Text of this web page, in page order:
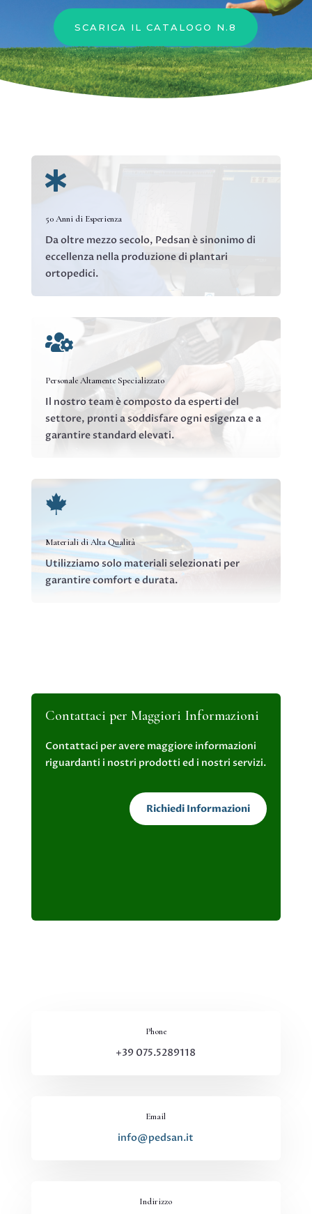
SCARICA IL CATALOGO N.8

50 Anni di Esperienza
Da oltre mezzo secolo, Pedsan è sinonimo di
eccellenza nella produzione di plantari
ortopedici.

Personale Altamente Specializzato
Il nostro team è composto da esperti del
settore, pronti a soddisfare ogni esigenza e a
garantire standard elevati.

Materiali di Alta Qualità
Utilizziamo solo materiali selezionati per
garantire comfort e durata.
Contattaci per Maggiori Informazioni
Contattaci per avere maggiore informazioni
riguardanti i nostri prodotti ed i nostri servizi.
Richiedi Informazioni
Phone
+39 075.5289118
Email
info@pedsan.it
Indirizzo